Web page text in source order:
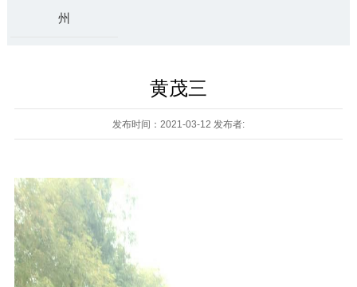
州
黄茂三
发布时间：2021-03-12 发布者: